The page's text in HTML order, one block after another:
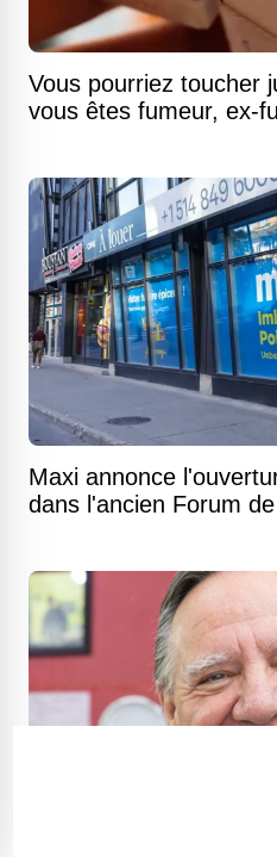
Vous pourriez toucher
vous êtes fumeur, ex-
Maxi annonce
dans l'ancien Forum